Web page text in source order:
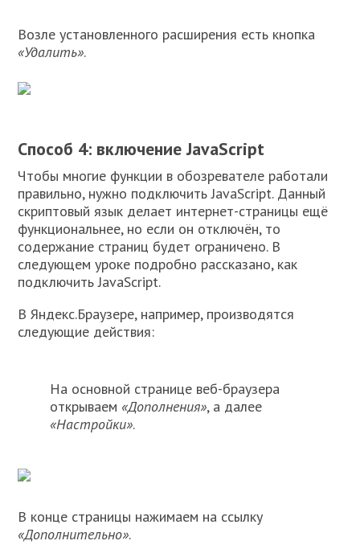
Возле установленного расширения есть кнопка
«Удалить».
Способ 4: включение JavaScript
Чтобы многие функции в обозревателе работали
правильно, нужно подключить JavaScript. Данный
скриптовый язык делает интернет-страницы ещё
функциональнее, но если он отключён, то
содержание страниц будет ограничено. В
следующем уроке подробно рассказано, как
подключить JavaScript.
В Яндекс.Браузере, например, производятся
следующие действия:
На основной странице веб-браузера
открываем«Дополнения», а далее
«Настройки».
В конце страницы нажимаем на ссылку
«Дополнительно».